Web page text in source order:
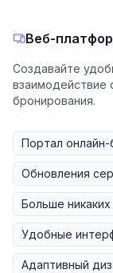
Веб-
Создавайте
взаимодействие
бронирования.
Портал
Обновления
Больше
Удобные
Адаптивный